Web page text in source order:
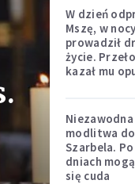
W dzień
Mszę, w nocy
prowadził
życie.
kazał mu
Niezawodna
modlitwa do
Szarbela.
dniach
się cuda